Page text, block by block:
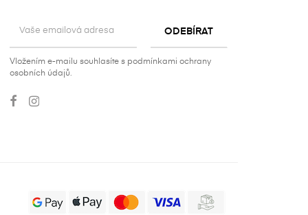
Vložením e-mailu souhlasíte s podmínkami ochrany
osobních údajů.